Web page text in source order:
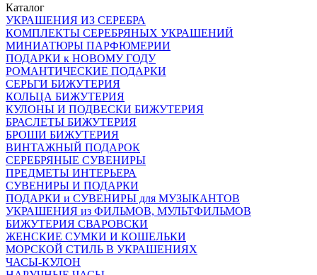
Каталог
УКРАШЕНИЯ ИЗ СЕРЕБРА
КОМПЛЕКТЫ СЕРЕБРЯНЫХ УКРАШЕНИЙ
МИНИАТЮРЫ ПАРФЮМЕРИИ
ПОДАРКИ к НОВОМУ ГОДУ
РОМАНТИЧЕСКИЕ ПОДАРКИ
СЕРЬГИ БИЖУТЕРИЯ
КОЛЬЦА БИЖУТЕРИЯ
КУЛОНЫ И ПОДВЕСКИ БИЖУТЕРИЯ
БРАСЛЕТЫ БИЖУТЕРИЯ
БРОШИ БИЖУТЕРИЯ
ВИНТАЖНЫЙ ПОДАРОК
СЕРЕБРЯНЫЕ СУВЕНИРЫ
ПРЕДМЕТЫ ИНТЕРЬЕРА
СУВЕНИРЫ И ПОДАРКИ
ПОДАРКИ и СУВЕНИРЫ для МУЗЫКАНТОВ
УКРАШЕНИЯ из ФИЛЬМОВ, МУЛЬТФИЛЬМОВ
БИЖУТЕРИЯ СВАРОВСКИ
ЖЕНСКИЕ СУМКИ И КОШЕЛЬКИ
МОРСКОЙ СТИЛЬ В УКРАШЕНИЯХ
ЧАСЫ-КУЛОН